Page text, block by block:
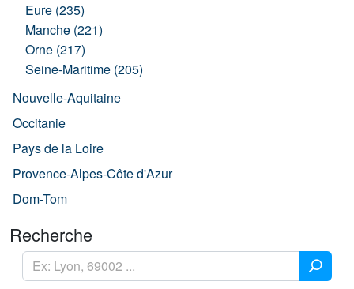
Eure (235)
Manche (221)
Orne (217)
Seine-Maritime (205)
Nouvelle-Aquitaine
Occitanie
Pays de la Loire
Provence-Alpes-Côte d'Azur
Dom-Tom
Recherche